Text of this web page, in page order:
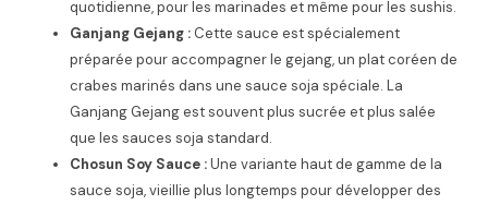
quotidienne, pour les marinades et même pour les sushis.
Ganjang Gejang : Cette sauce est spécialement
préparée pour accompagner le gejang, un plat coréen de
crabes marinés dans une sauce soja spéciale. La
Ganjang Gejang est souvent plus sucrée et plus salée
que les sauces soja standard.
Chosun Soy Sauce :Une variante haut de gamme de la
sauce soja, vieillie plus longtemps pour développer des